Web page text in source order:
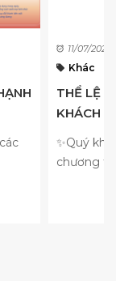
11/07/2023
Khác
THỂ LỆ
KHÁCH
✨Quý
chương